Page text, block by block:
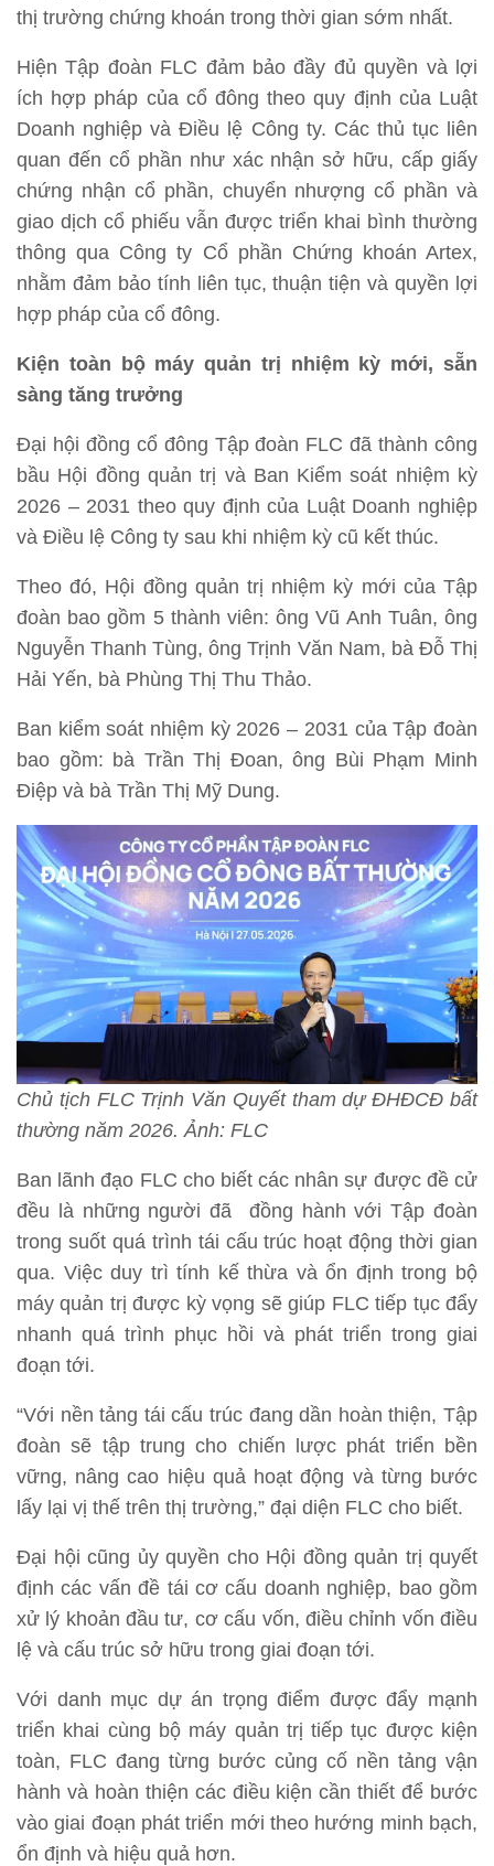
thị trường chứng khoán trong thời gian sớm nhất.
Hiện Tập đoàn FLC đảm bảo đầy đủ quyền và lợi
ích hợp pháp của cổ đông theo quy định của Luật
Doanh nghiệp và Điều lệ Công ty. Các thủ tục liên
quan đến cổ phần như xác nhận sở hữu, cấp giấy
chứng nhận cổ phần, chuyển nhượng cổ phần và
giao dịch cổ phiếu vẫn được triển khai bình thường
thông qua Công ty Cổ phần Chứng khoán Artex,
nhằm đảm bảo tính liên tục, thuận tiện và quyền lợi
hợp pháp của cổ đông.
Kiện toàn bộ máy quản trị nhiệm kỳ mới, sẵn
sàng tăng trưởng
Đại hội đồng cổ đông Tập đoàn FLC đã thành công
bầu Hội đồng quản trị và Ban Kiểm soát nhiệm kỳ
2026 – 2031 theo quy định của Luật Doanh nghiệp
và Điều lệ Công ty sau khi nhiệm kỳ cũ kết thúc.
Theo đó, Hội đồng quản trị nhiệm kỳ mới của Tập
đoàn bao gồm 5 thành viên: ông Vũ Anh Tuân, ông
Nguyễn Thanh Tùng, ông Trịnh Văn Nam, bà Đỗ Thị
Hải Yến, bà Phùng Thị Thu Thảo.
Ban kiểm soát nhiệm kỳ 2026 – 2031 của Tập đoàn
bao gồm: bà Trần Thị Đoan, ông Bùi Phạm Minh
Điệp và bà Trần Thị Mỹ Dung.
Chủ tịch FLC Trịnh Văn Quyết tham dự ĐHĐCĐ bất
thường năm 2026. Ảnh: FLC
Ban lãnh đạo FLC cho biết các nhân sự được đề cử
đều là những người đã đồng hành với Tập đoàn
trong suốt quá trình tái cấu trúc hoạt động thời gian
qua. Việc duy trì tính kế thừa và ổn định trong bộ
máy quản trị được kỳ vọng sẽ giúp FLC tiếp tục đẩy
nhanh quá trình phục hồi và phát triển trong giai
đoạn tới.
“Với nền tảng tái cấu trúc đang dần hoàn thiện, Tập
đoàn sẽ tập trung cho chiến lược phát triển bền
vững, nâng cao hiệu quả hoạt động và từng bước
lấy lại vị thế trên thị trường,” đại diện FLC cho biết.
Đại hội cũng ủy quyền cho Hội đồng quản trị quyết
định các vấn đề tái cơ cấu doanh nghiệp, bao gồm
xử lý khoản đầu tư, cơ cấu vốn, điều chỉnh vốn điều
lệ và cấu trúc sở hữu trong giai đoạn tới.
Với danh mục dự án trọng điểm được đẩy mạnh
triển khai cùng bộ máy quản trị tiếp tục được kiện
toàn, FLC đang từng bước củng cố nền tảng vận
hành và hoàn thiện các điều kiện cần thiết để bước
vào giai đoạn phát triển mới theo hướng minh bạch,
ổn định và hiệu quả hơn.